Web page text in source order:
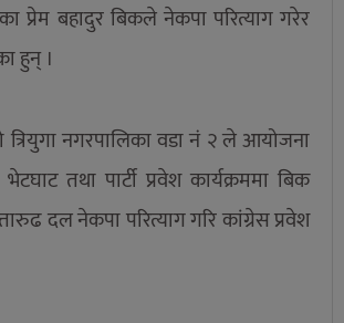
प्रेम बहादुर बिकले नेकपा परित्याग गरेर
हुन् ।
त्रियुगा नगरपालिका वडा नं २ ले आयोजना
तथा पार्टी प्रवेश कार्यक्रममा बिक
दल नेकपा परित्याग गरि कांग्रेस प्रवेश